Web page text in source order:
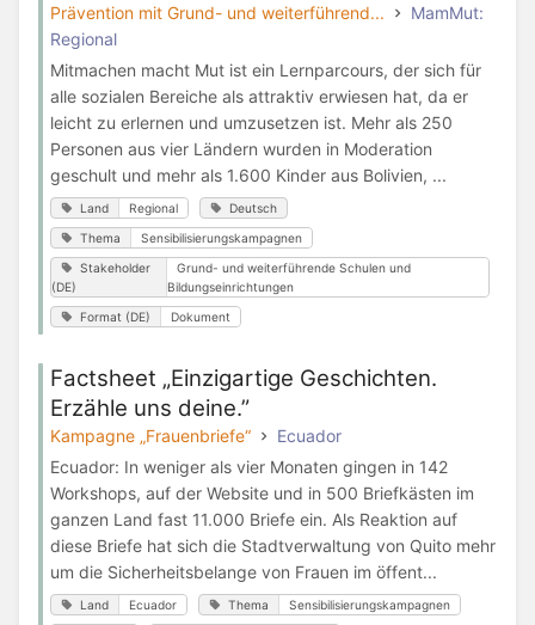
Prävention mit Grund- und weiterführend...
MamMut:
Regional
Mitmachen macht Mut ist ein Lernparcours, der sich für
alle sozialen Bereiche als attraktiv erwiesen hat, da er
leicht zu erlernen und umzusetzen ist. Mehr als 250
Personen aus vier Ländern wurden in Moderation
geschult und mehr als 1.600 Kinder aus Bolivien, ...
Land Regional Deutsch
Thema Sensibilisierungskampagnen
Stakeholder
(DE)
Grund- und weiterführende Schulen und
Bildungseinrichtungen
Format (DE) Dokument
Factsheet „Einzigartige Geschichten.
Erzähle uns deine.”
Kampagne „Frauenbriefe“
Ecuador
Ecuador: In weniger als vier Monaten gingen in 142
Workshops, auf der Website und in 500 Briefkästen im
ganzen Land fast 11.000 Briefe ein. Als Reaktion auf
diese Briefe hat sich die Stadtverwaltung von Quito mehr
um die Sicherheitsbelange von Frauen im öffent...
Land Ecuador Thema Sensibilisierungskampagnen